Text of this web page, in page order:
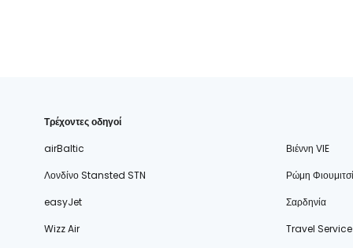
Τρέχοντες οδηγοί
airBaltic
Βιέννη VIE
Λονδίνο Stansted STN
Ρώμη
easyJet
Σαρδηνία
Wizz Air
Travel Service